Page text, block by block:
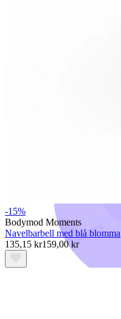
-15%
Bodymod Moments
Navelbarbell med blå blomma
135,15 kr159,00 kr